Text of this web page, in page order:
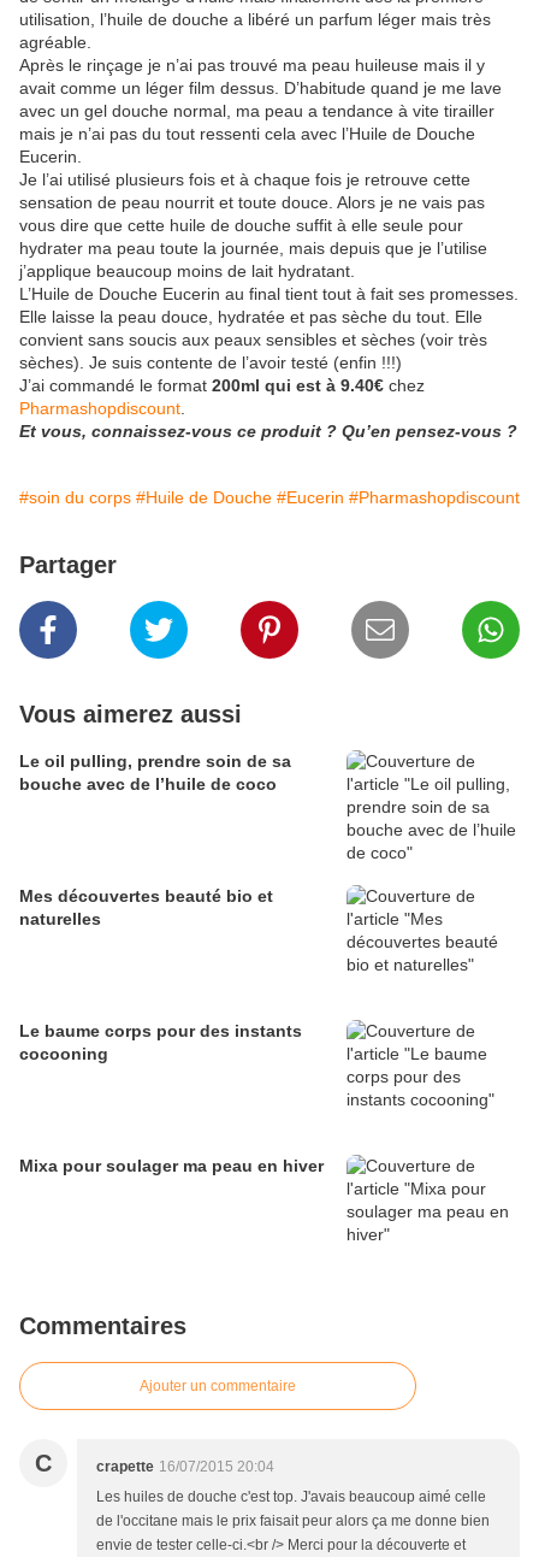
utilisation, l’huile de douche a libéré un parfum léger mais très
agréable.
Après le rinçage je n’ai pas trouvé ma peau huileuse mais il y
avait comme un léger film dessus. D’habitude quand je me lave
avec un gel douche normal, ma peau a tendance à vite tirailler
mais je n’ai pas du tout ressenti cela avec l’Huile de Douche
Eucerin.
Je l’ai utilisé plusieurs fois et à chaque fois je retrouve cette
sensation de peau nourrit et toute douce. Alors je ne vais pas
vous dire que cette huile de douche suffit à elle seule pour
hydrater ma peau toute la journée, mais depuis que je l’utilise
j’applique beaucoup moins de lait hydratant.
L’Huile de Douche Eucerin au final tient tout à fait ses promesses.
Elle laisse la peau douce, hydratée et pas sèche du tout. Elle
convient sans soucis aux peaux sensibles et sèches (voir très
sèches). Je suis contente de l’avoir testé (enfin !!!)
J’ai commandé le format 200ml qui est à 9.40€ chez
Pharmashopdiscount
Et vous, connaissez-vous ce produit ? Qu’en pensez-vous ?
#soin du corps #Huile de Douche #Eucerin #Pharmashopdiscount
Partager
Vous aimerez aussi
Le oil pulling, prendre soin de sa
bouche avec de l’huile de coco
Mes découvertes beauté bio et
naturelles
Le baume corps pour des instants
cocooning
Mixa pour soulager ma peau en hiver
Commentaires
Ajouter un commentaire
C crapette 16/07/2015 20:04
Les huiles de douche c'est top. J'avais beaucoup aimé celle
de l'occitane mais le prix faisait peur alors ça me donne bien
envie de tester celle-ci.<br /> Merci pour la découverte et